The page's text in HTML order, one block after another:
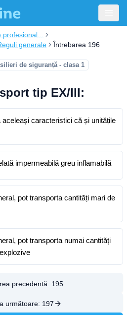
generale Întrebarea 196
de siguranță - clasa 1
tip EX/III:
caracteristici că și unitățile
impermeabilă greu inflamabilă
pot transporta cantități mari de
pot transporta numai cantități
precedentă: 195
următoare: 197